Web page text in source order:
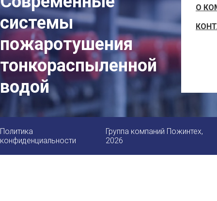
системы
пожаротушения
тонкораспыленной
водой
О
Политика
конфиденциальности
Группа компаний Пожинтех,
2026